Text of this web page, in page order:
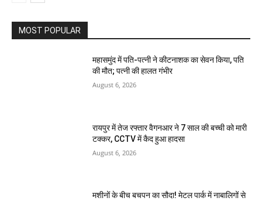
MOST POPULAR
महासमुंद में पति-पत्नी ने कीटनाशक का सेवन किया, पति
की मौत; पत्नी की हालत गंभीर
August 6, 2026
रायपुर में तेज रफ्तार वैगनआर ने 7 साल की बच्ची को मारी
टक्कर, CCTV में कैद हुआ हादसा
August 6, 2026
मशीनों के बीच बचपन का सौदा! मेटल पार्क में नाबालिगों से